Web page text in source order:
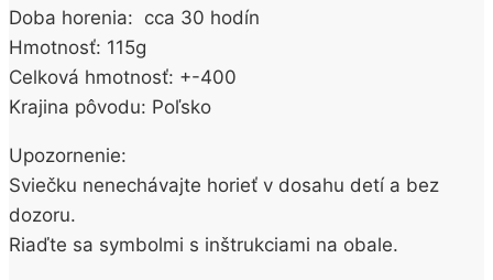
Doba horenia: cca 30 hodín
Hmotnosť: 115g
Celková hmotnosť: +-400
Krajina pôvodu: Poľsko
Upozornenie:
Sviečku nenechávajte horieť v dosahu detí a bez
dozoru.
Riaďte sa symbolmi s inštrukciami na obale.